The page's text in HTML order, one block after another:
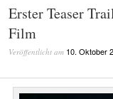
Erster Teaser
Film
Veröffentlicht am 10. Oktober